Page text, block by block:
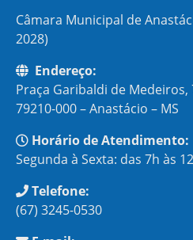
Câmara Municipal de
2028)
Endereço:
Praça Garibaldi de Medeiros,
79210-000 – Anastácio – MS
Horário de Atendimento:
Segunda à Sexta: das 7h às
Telefone:
(67) 3245-0530